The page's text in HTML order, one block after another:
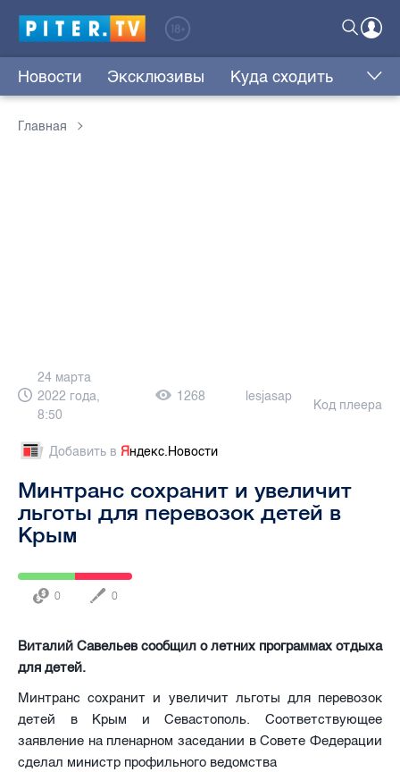
Новости Эксклюзивы Куда сходить
Главная
24 марта
2022 года,
8:50
1268 lesjasap
Код плеера
Добавить в Яндекс.Новости
Минтранс сохранит и увеличит
льготы для перевозок детей в
Крым
0 0
Виталий Савельев сообщил о летних программах отдыха
для детей.
Минтранс сохранит и увеличит льготы для перевозок
детей в Крым и Севастополь. Соответствующее
заявление на пленарном заседании в Совете Федерации
сделал министр профильного ведомства